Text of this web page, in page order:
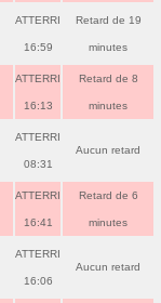
ATTERRI
16:59
Retard de 19
minutes
ATTERRI
16:13
Retard de 8
minutes
ATTERRI
08:31
Aucun retard
ATTERRI
16:41
Retard de 6
minutes
ATTERRI
16:06
Aucun retard